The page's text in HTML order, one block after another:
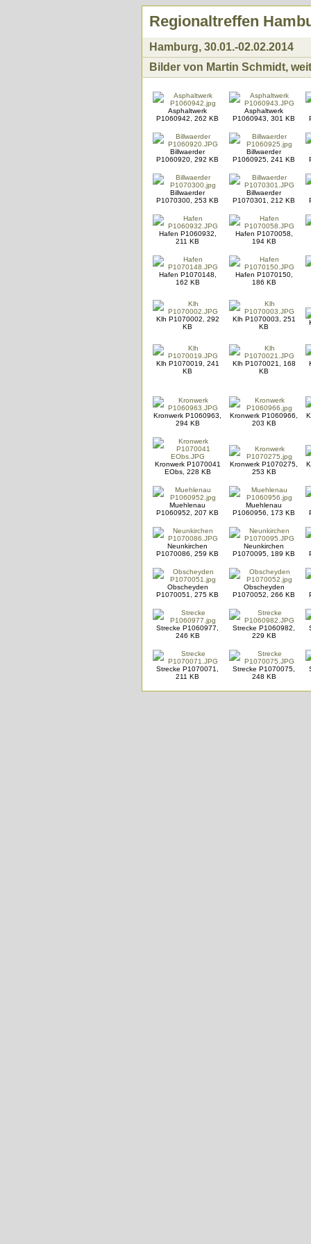
Regionaltreffen
Hamburg, 30.01.-02.02.2014
Bilder von Martin Schmidt,
Asphaltwerk
P1060942, 262 KB
Asphaltwerk
P1060943, 301 KB
Billwaerder
P1060920, 292 KB
Billwaerder
P1060925, 241 KB
Billwaerder
P1070300, 253 KB
Billwaerder
P1070301, 212 KB
Hafen P1060932,
211 KB
Hafen P1070058,
194 KB
Hafen P1070148,
162 KB
Hafen P1070150,
186 KB
Klh P1070002, 292
KB
Klh P1070003, 251
KB
Klh P1070019, 241
KB
Klh P1070021, 168
KB
Kronwerk P1060963,
294 KB
Kronwerk P1060966,
203 KB
Kronwerk P1070041
EObs, 228 KB
Kronwerk P1070275,
253 KB
Muehlenau
P1060952, 207 KB
Muehlenau
P1060956, 173 KB
Neunkirchen
P1070086, 259 KB
Neunkirchen
P1070095, 189 KB
Obscheyden
P1070051, 275 KB
Obscheyden
P1070052, 266 KB
Strecke P1060977,
246 KB
Strecke P1060982,
229 KB
Strecke P1070071,
211 KB
Strecke P1070075,
248 KB